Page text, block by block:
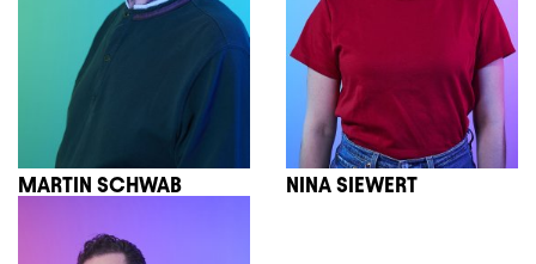
MARTIN SCHWAB NINA SIEWERT